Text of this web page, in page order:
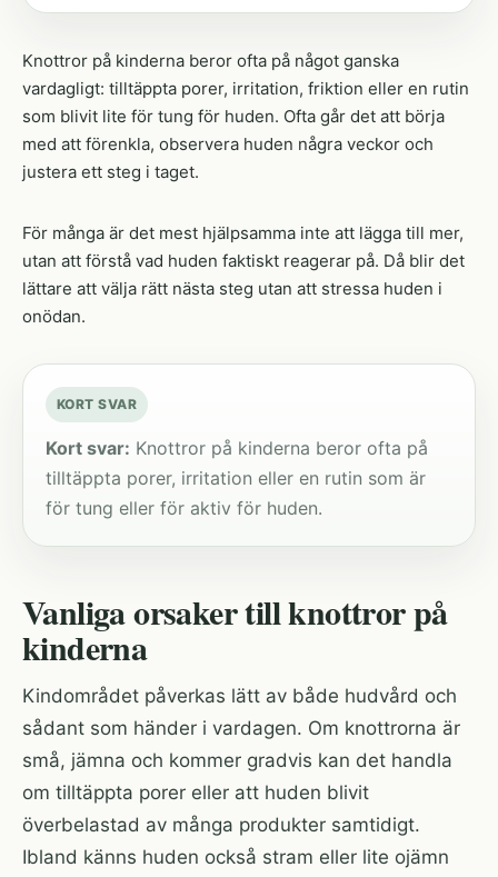
Knottror på kinderna beror ofta på något ganska
vardagligt: tilltäppta porer, irritation, friktion eller en rutin
som blivit lite för tung för huden. Ofta går det att börja
med att förenkla, observera huden några veckor och
justera ett steg i taget.
För många är det mest hjälpsamma inte att lägga till mer,
utan att förstå vad huden faktiskt reagerar på. Då blir det
lättare att välja rätt nästa steg utan att stressa huden i
onödan.
KORT SVAR
Kort svar: Knottror på kinderna beror ofta på
tilltäppta porer, irritation eller en rutin som är
för tung eller för aktiv för huden.
Vanliga orsaker till knottror på
kinderna
Kindområdet påverkas lätt av både hudvård och
sådant som händer i vardagen. Om knottrorna är
små, jämna och kommer gradvis kan det handla
om tilltäppta porer eller att huden blivit
överbelastad av många produkter samtidigt.
Ibland känns huden också stram eller lite ojämn